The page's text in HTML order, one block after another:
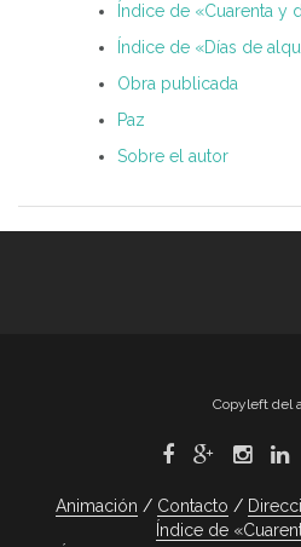
Índice de «Cuarenta y
Índice de «Días de
Obra publicada
Paz
Sobre el autor
Copyleft del
Animación Contacto
Índice de